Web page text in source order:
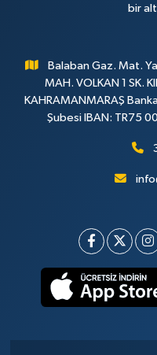
bir
Balaban Gaz. Mat.
MAH. VOLKAN 1 SK.
KAHRAMANMARAŞ
Şubesi IBAN: TR75